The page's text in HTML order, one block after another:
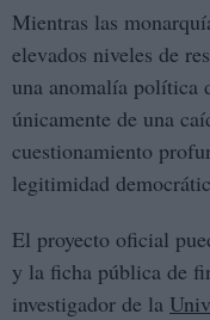
Mientras las
elevados niveles de
una anomalía política
únicamente de una
cuestionamiento
legitimidad
El proyecto oficial
y la ficha pública de
investigador de la